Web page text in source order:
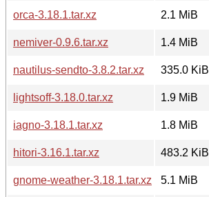
orca-3.18.1.tar.xz
2.1 MiB
nemiver-0.9.6.tar.xz
1.4 MiB
nautilus-sendto-3.8.2.tar.xz
335.0 KiB
lightsoff-3.18.0.tar.xz
1.9 MiB
iagno-3.18.1.tar.xz
1.8 MiB
hitori-3.16.1.tar.xz
483.2 KiB
gnome-weather-3.18.1.tar.xz
5.1 MiB